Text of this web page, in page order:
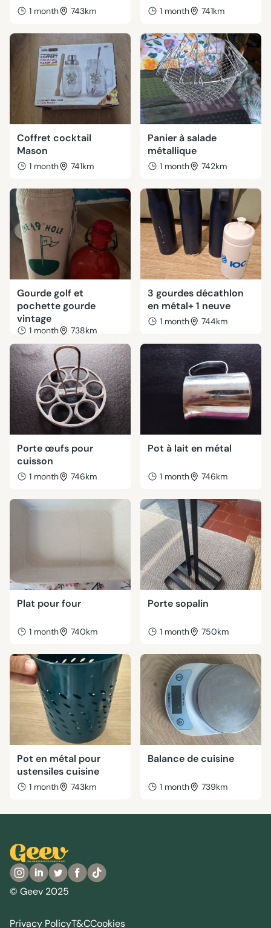
1 month 743km 1 month 741km
Coffret cocktail
Mason
1 month 741km
Panier à salade
métallique
1 month 742km
Gourde golf et
pochette gourde
vintage
1 month 738km
3 gourdes décathlon
en métal+ 1 neuve
1 month 744km
Porte œufs pour
cuisson
1 month 746km
Pot à lait en métal
1 month 746km
Plat pour four
1 month 740km
Porte sopalin
1 month 750km
Pot en métal pour
ustensiles cuisine
1 month 743km
Balance de cuisine
1 month 739km
© Geev 2025
Privacy PolicyT&CCookies